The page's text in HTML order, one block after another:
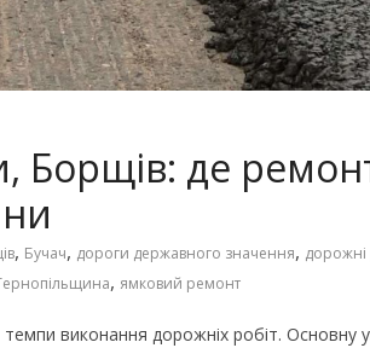
Борщів: де
, Бучач, дороги державного значення,
, ямковий ремонт
виконання дорожніх робіт. Основну